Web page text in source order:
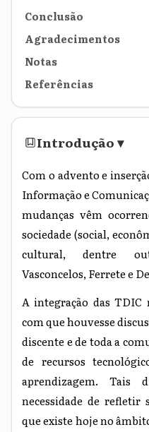
Conclusão
Agradecimentos
Notas
Referências
Introdução▾
Com o advento e
Informação e
mudanças vêm
sociedade (social,
cultural, dentre
Vasconcelos, Ferrete e
A integração das TDIC
com que houvesse
discente e de toda a
de recursos
aprendizagem. Tais
necessidade de refletir
que existe hoje no